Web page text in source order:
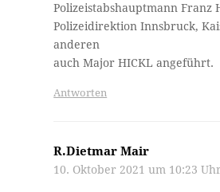
Polizeistabshauptmann
Polizeidirektion Innsbruck,
anderen
auch Major HICKL angeführt.
Antworten
R.Dietmar Mair
10. Oktober 2021 um 10:23 Uhr